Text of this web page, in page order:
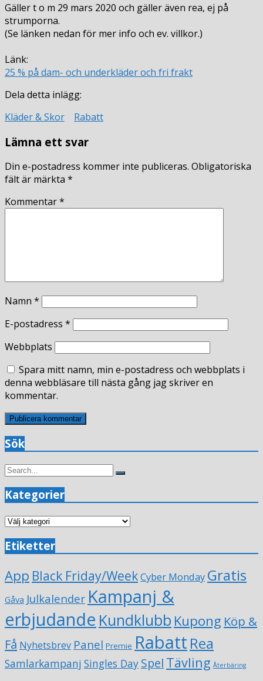
Gäller t o m 29 mars 2020 och gäller även rea, ej på
strumporna.
(Se länken nedan för mer info och ev. villkor.)
Länk:
25 % på dam- och underkläder och fri frakt
Dela detta inlägg:
Kläder & Skor
Rabatt
Lämna ett svar
Din e-postadress kommer inte publiceras. Obligatoriska
fält är märkta *
Kommentar*
Namn *
E-postadress *
Webbplats
Spara mitt namn, min e-postadress och webbplats i
denna webbläsare till nästa gång jag skriver en
kommentar.
Sök
Search
Search
Kategorier
Kategorier
Etiketter
App Black Friday/WeekCyber Monday Gratis
Gåva Julkalender Kampanj &
erbjudande Kundklubb Kupong Köp &
Få Nyhetsbrev Panel Premie Rabatt Rea
Samlarkampanj Singles Day Spel Tävling Återbäring